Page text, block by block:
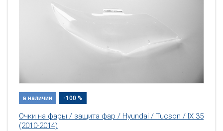
в наличии -100 %
Очки на фары / защита фар / Hyundai / Tucson / IX 35
(2010-2014)